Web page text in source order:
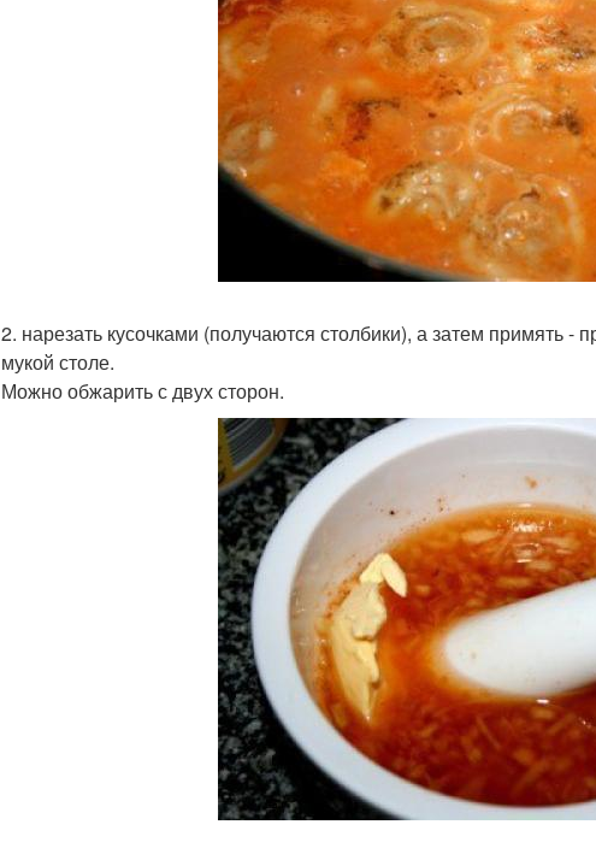
2. нарезать кусочками (получаются столбики), а затем примять
мукой столе.
Можно обжарить с двух сторон.